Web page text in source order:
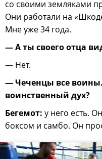
со своими земляками
Они работали на
Мне уже 34 года.
— А ты своего отца
— Нет.
— Чеченцы все воины.
воинственный дух?
Бегемот: у него есть.
боксом и самбо. Он